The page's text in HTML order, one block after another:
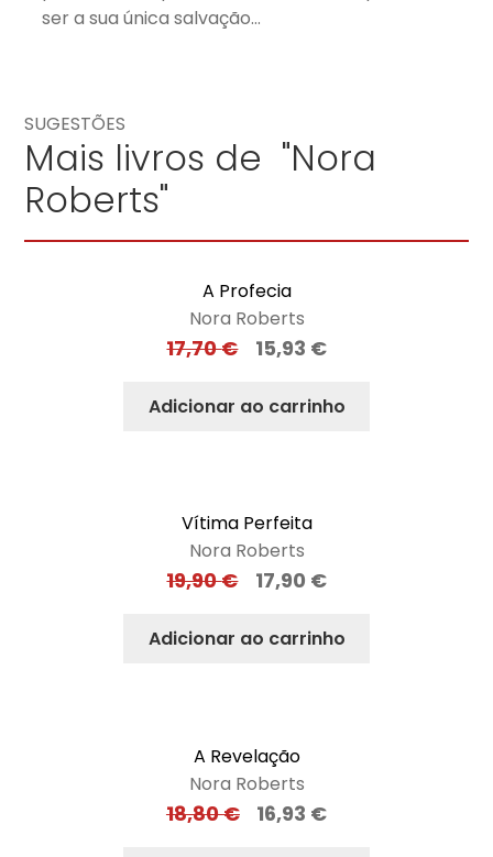
ser a sua única salvação…
SUGESTÕES
Mais livros de "Nora
Roberts"
A Profecia
Nora Roberts
17,70€ 15,93 €
Adicionar ao carrinho
Vítima Perfeita
Nora Roberts
19,90€ 17,90 €
Adicionar ao carrinho
A Revelação
Nora Roberts
18,80€ 16,93 €